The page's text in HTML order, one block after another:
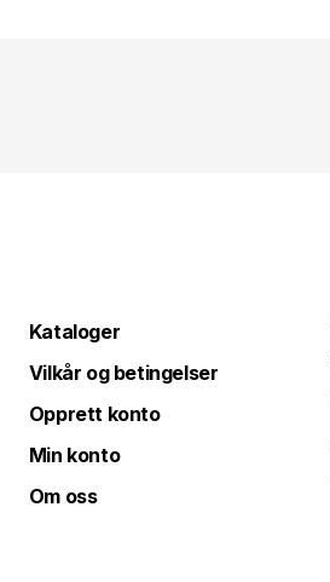
Kataloger
Vilkår og betingelser
Opprett konto
Min konto
Om oss